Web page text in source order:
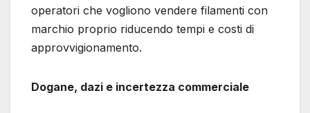
operatori che vogliono vendere filamenti con
marchio proprio riducendo tempi e costi di
approvvigionamento.
Dogane, dazi e incertezza commerciale